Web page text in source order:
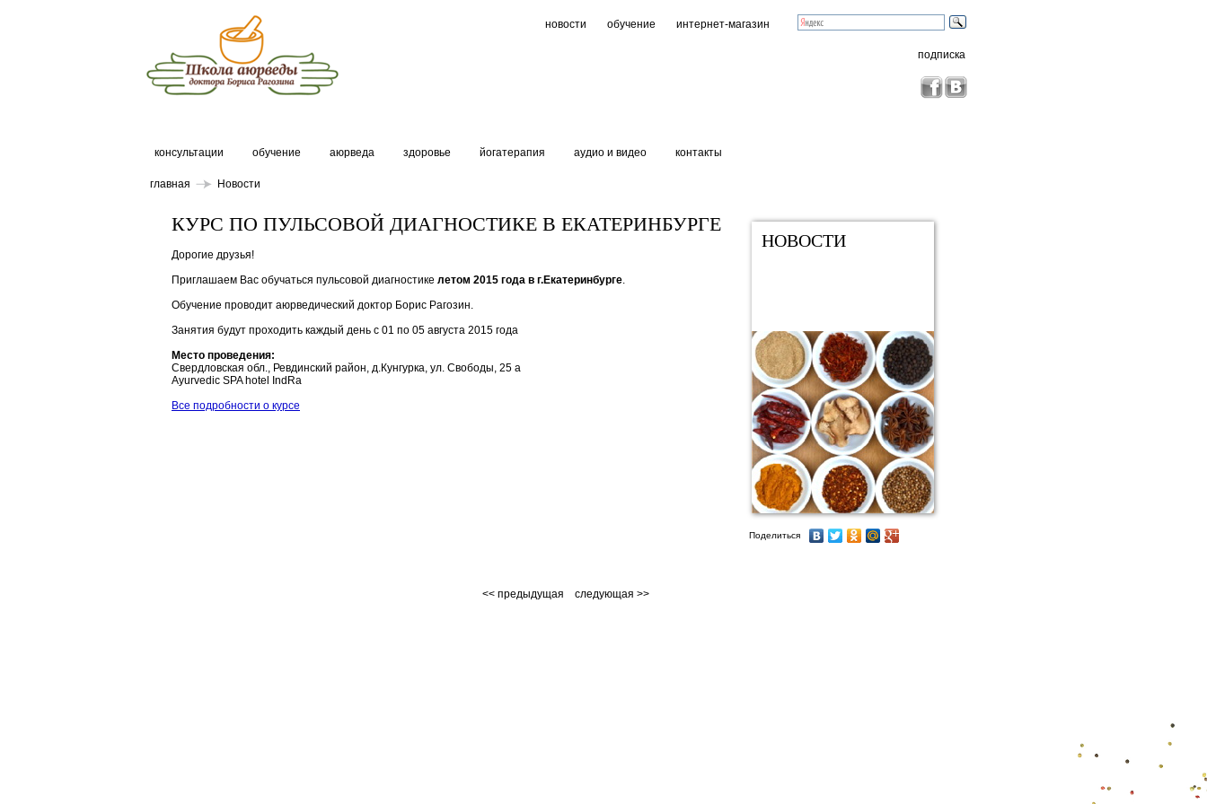
новости обучение интернет-магазин
подписка
консультации обучение аюрведа здоровье йогатерапия аудио и видео контакты
главная Новости
КУРС ПО ПУЛЬСОВОЙ ДИАГНОСТИКЕ В ЕКАТЕРИНБУРГЕ
Дорогие друзья!
Приглашаем Вас обучаться пульсовой диагностике летом 2015 года в г.Екатеринбурге.
Обучение проводит аюрведический доктор Борис Рагозин.
Занятия будут проходить каждый день с 01 по 05 августа 2015 года
Место проведения:
Свердловская обл., Ревдинский район, д.Кунгурка, ул. Свободы, 25 а
Ayurvedic SPA hotel IndRa
Все подробности о курсе
НОВОСТИ
Поделиться
<< предыдущая следующая >>